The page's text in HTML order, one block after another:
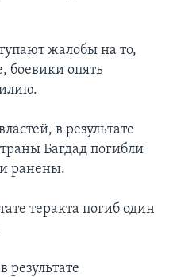
жалобы на то,
боевики опять
в результате
Багдад погибли
ранены.
теракта погиб один
результате